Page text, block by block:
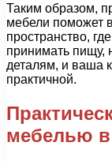
Таким образом,
мебели поможет
пространство,
принимать пищу,
деталям, и ваша
практичной.
мебелью в